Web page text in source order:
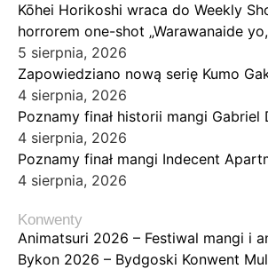
Kōhei Horikoshi wraca do Weekly
horrorem one-shot „Warawanaide
5 sierpnia, 2026
Zapowiedziano nową serię Kumo
4 sierpnia, 2026
Poznamy finał historii mangi Gabriel
4 sierpnia, 2026
Poznamy finał mangi Indecent
4 sierpnia, 2026
Konwenty
Animatsuri 2026 – Festiwal mangi i
Bykon 2026 – Bydgoski Konwent